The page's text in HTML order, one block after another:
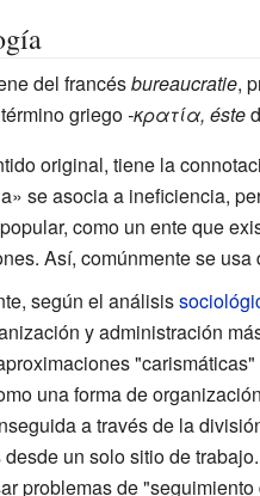
del francésbureaucratie,
griego-κρατία, éste
original, tiene la
se asocia a ineficiencia,
como un ente que
Así, comúnmente se usa
según el análisis
y administración
una forma de
a través de la
un solo sitio de
problemas de